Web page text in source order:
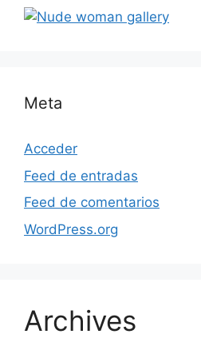
Meta
Acceder
Feed de entradas
Feed de comentarios
WordPress.org
Archives